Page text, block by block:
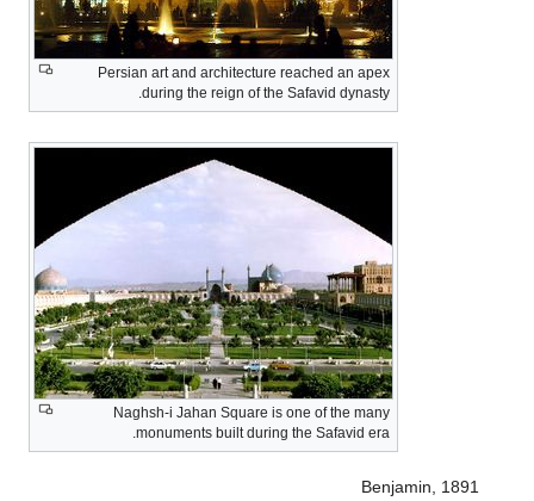
Persian art and architecture reached an apex
during the reign of the Safavid dynasty.
Naghsh-i Jahan Square is one of the many
monuments built during the Safavid era.
Benjamin, 1891